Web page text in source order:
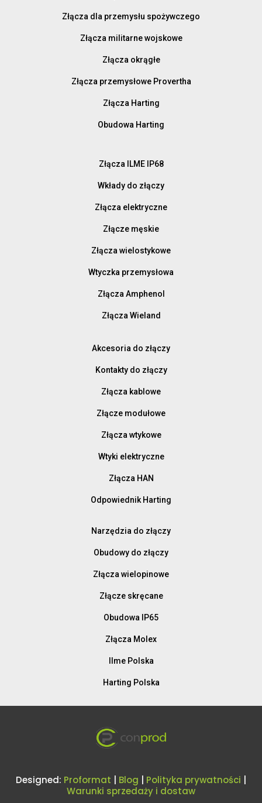
Złącza dla przemysłu spożywczego
Złącza militarne wojskowe
Złącza okrągłe
Złącza przemysłowe Provertha
Złącza Harting
Obudowa Harting
Złącza ILME IP68
Wkłady do złączy
Złącza elektryczne
Złącze męskie
Złącza wielostykowe
Wtyczka przemysłowa
Złącza Amphenol
Złącza Wieland
Akcesoria do złączy
Kontakty do złączy
Złącza kablowe
Złącze modułowe
Złącza wtykowe
Wtyki elektryczne
Złącza HAN
Odpowiednik Harting
Narzędzia do złączy
Obudowy do złączy
Złącza wielopinowe
Złącze skręcane
Obudowa IP65
Złącza Molex
Ilme Polska
Harting Polska
Designed: Proformat Blog Polityka prywatności
Warunki sprzedaży i dostaw